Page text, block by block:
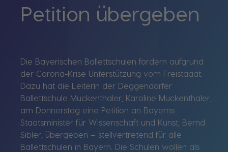
Petition übergeben
Die Bayerischen Ballettschulen fordern aufgrund
der Corona-Krise Unterstützung vom Freistaaat.
Dazu hat die Leiterin der Deggendorfer
Ballettschule Muckenthaler, Karoline Muckenthaler,
am Donnerstag eine Petition an Bayerns
Staatsminister für Wissenschaft und Kunst, Bernd
Sibler, übergeben – stellvertretend für alle
Ballettschulen in Bayern. Die Schulen wollen als